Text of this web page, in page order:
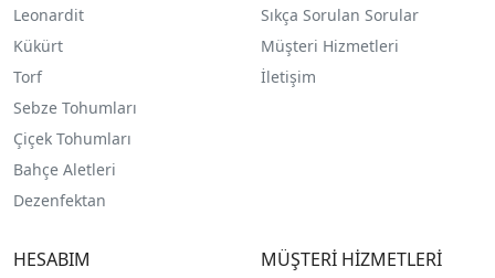
Leonardit
Kükürt
Torf
Sebze Tohumları
Çiçek Tohumları
Bahçe Aletleri
Dezenfektan
Sıkça Sorulan Sorular
Müşteri Hizmetleri
İletişim
HESABIM MÜŞTERİ HİZMETLERİ